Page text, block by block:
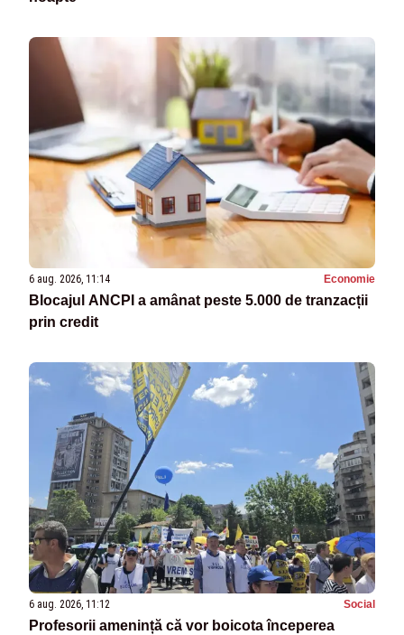
6 aug. 2026, 11:14 Economie
Blocajul ANCPI a amânat peste 5.000 de tranzacții
prin credit
6 aug. 2026, 11:12 Social
Profesorii amenință că vor boicota începerea